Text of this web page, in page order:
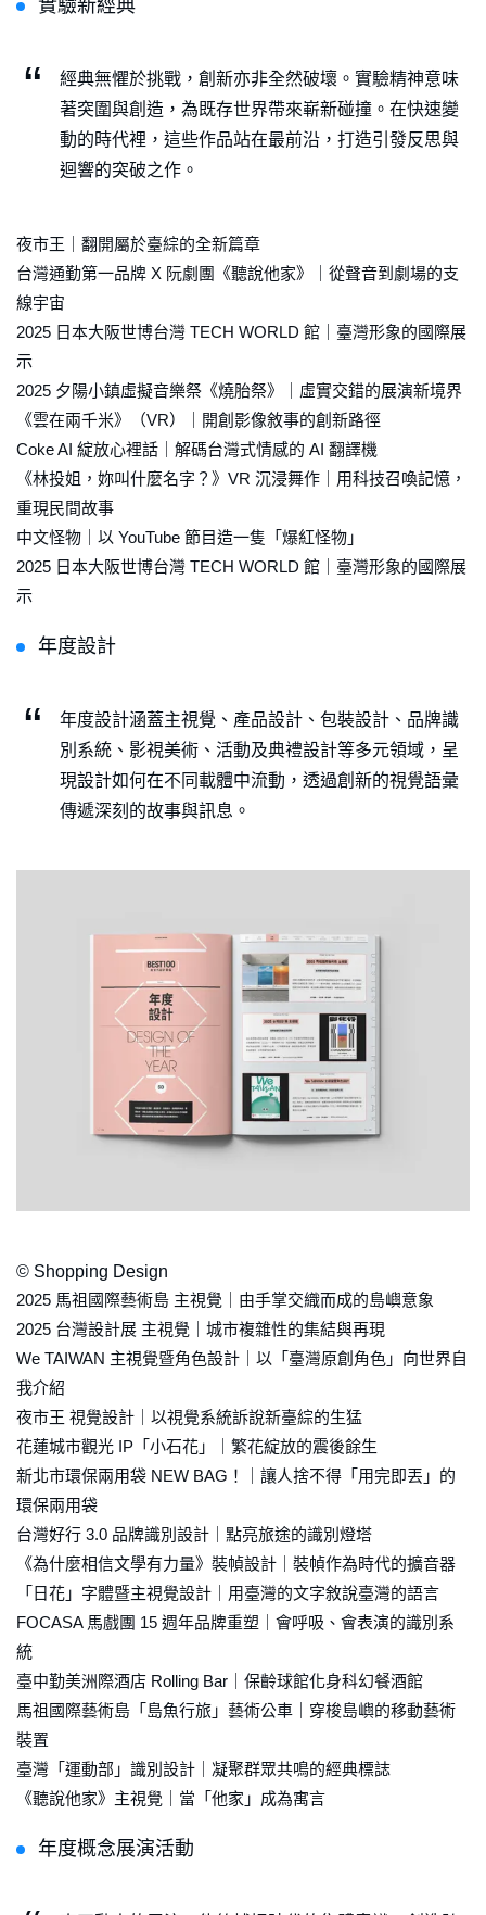
實驗新經典
經典無懼於挑戰，創新亦非全然破壞。實驗精神意味
著突圍與創造，為既存世界帶來嶄新碰撞。在快速變
動的時代裡，這些作品站在最前沿，打造引發反思與
迴響的突破之作。
夜市王｜翻開屬於臺綜的全新篇章
台灣通勤第一品牌 X 阮劇團《聽說他家》｜從聲音到劇場的支
線宇宙
2025 日本大阪世博台灣 TECH WORLD 館｜臺灣形象的國際展
示
2025 夕陽小鎮虛擬音樂祭《燒胎祭》｜虛實交錯的展演新境界
《雲在兩千米》（VR）｜開創影像敘事的創新路徑
Coke AI 綻放心裡話｜解碼台灣式情感的 AI 翻譯機
《林投姐，妳叫什麼名字？》VR 沉浸舞作｜用科技召喚記憶，
重現民間故事
中文怪物｜以 YouTube 節目造一隻「爆紅怪物」
2025 日本大阪世博台灣 TECH WORLD 館｜臺灣形象的國際展
示
年度設計
年度設計涵蓋主視覺、產品設計、包裝設計、品牌識
別系統、影視美術、活動及典禮設計等多元領域，呈
現設計如何在不同載體中流動，透過創新的視覺語彙
傳遞深刻的故事與訊息。
© Shopping Design
2025 馬祖國際藝術島 主視覺｜由手掌交織而成的島嶼意象
2025 台灣設計展 主視覺｜城市複雜性的集結與再現
We TAIWAN 主視覺暨角色設計｜以「臺灣原創角色」向世界自
我介紹
夜市王 視覺設計｜以視覺系統訴說新臺綜的生猛
花蓮城市觀光 IP「小石花」｜繁花綻放的震後餘生
新北市環保兩用袋 NEW BAG！｜讓人捨不得「用完即丟」的
環保兩用袋
台灣好行 3.0 品牌識別設計｜點亮旅途的識別燈塔
《為什麼相信文學有力量》裝幀設計｜裝幀作為時代的擴音器
「日花」字體暨主視覺設計｜用臺灣的文字敘說臺灣的語言
FOCASA 馬戲團 15 週年品牌重塑｜會呼吸、會表演的識別系
統
臺中勤美洲際酒店 Rolling Bar｜保齡球館化身科幻餐酒館
馬祖國際藝術島「島魚行旅」藝術公車｜穿梭島嶼的移動藝術
裝置
臺灣「運動部」識別設計｜凝聚群眾共鳴的經典標誌
《聽說他家》主視覺｜當「他家」成為寓言
年度概念展演活動